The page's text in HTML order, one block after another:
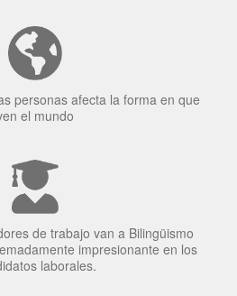
personas afecta la forma en que
el mundo
de trabajo van a Bilingüismo
impresionante en los
laborales.